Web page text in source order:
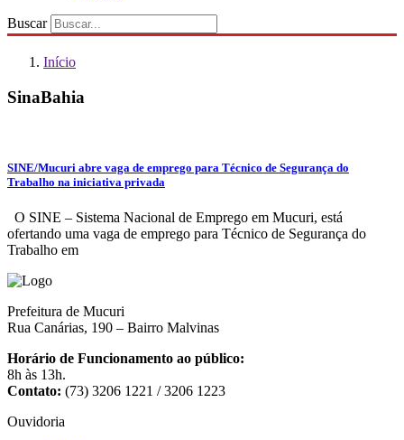
Buscar
Início
SinaBahia
SINE/Mucuri abre vaga de emprego para Técnico de Segurança do
Trabalho na iniciativa privada
O SINE – Sistema Nacional de Emprego em Mucuri, está
ofertando uma vaga de emprego para Técnico de Segurança do
Trabalho em
Prefeitura de Mucuri
Rua Canárias, 190 – Bairro Malvinas
Horário de Funcionamento ao público:
8h às 13h.
Contato: (73) 3206 1221 / 3206 1223
Ouvidoria